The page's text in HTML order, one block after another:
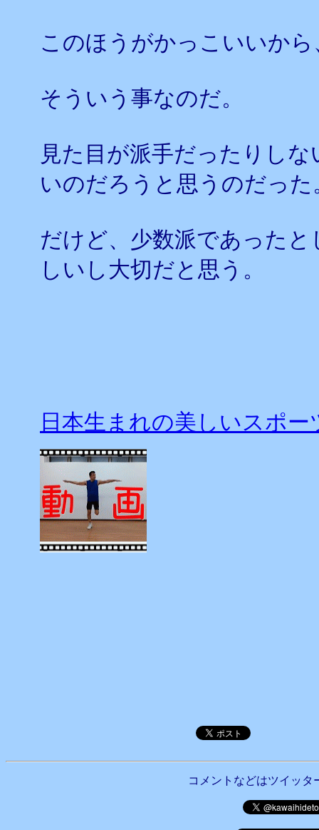
このほうがかっこいいか
そういう事なのだ。
見た目が派手だったりし
いのだろうと思うのだった
だけど、少数派であった
しいし大切だと思う。
日本生まれの美しいスポ
コメントなどはツイッタ